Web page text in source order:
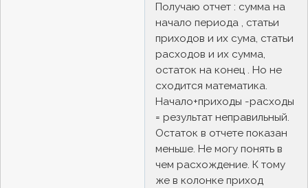
Получаю отчет : сумма на
начало периода , статьи
приходов и их сума, статьи
расходов и их сумма,
остаток на конец . Но не
сходится математика.
Начало+приходы -расходы
= результат неправильный.
Остаток в отчете показан
меньше. Не могу понять в
чем расхождение. К тому
же в колонке приход